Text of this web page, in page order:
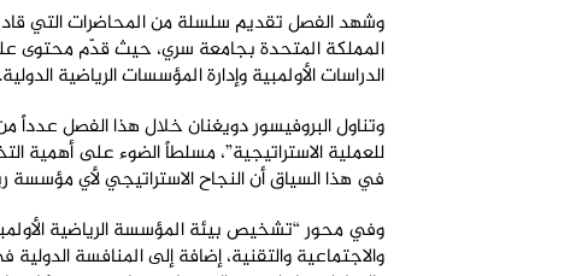
المملكة المتحدة بجامعة سري، حيث قدّم محتوى
الدراسات الأولمبية وإدارة المؤسسات الرياضية الدولية.
وتناول البروفيسور دويغنان خلال هذا الفصل عدداً
للعملية الاستراتيجية”، مسلطاً الضوء على أهمية
في هذا السياق أن النجاح الاستراتيجي لأي مؤسسة
وفي محور “تشخيص بيئة المؤسسة الرياضية
والاجتماعية والتقنية، إضافة إلى المنافسة